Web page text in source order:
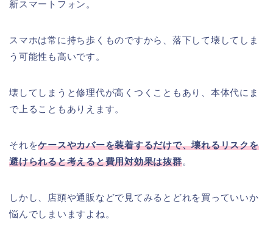
新スマートフォン。
スマホは常に持ち歩くものですから、落下して壊してしま
う可能性も高いです。
壊してしまうと修理代が高くつくこともあり、本体代にま
で上ることもありえます。
それをケースやカバーを装着するだけで、壊れるリスクを
避けられると考えると費用対効果は抜群。
しかし、店頭や通販などで見てみるとどれを買っていいか
悩んでしまいますよね。